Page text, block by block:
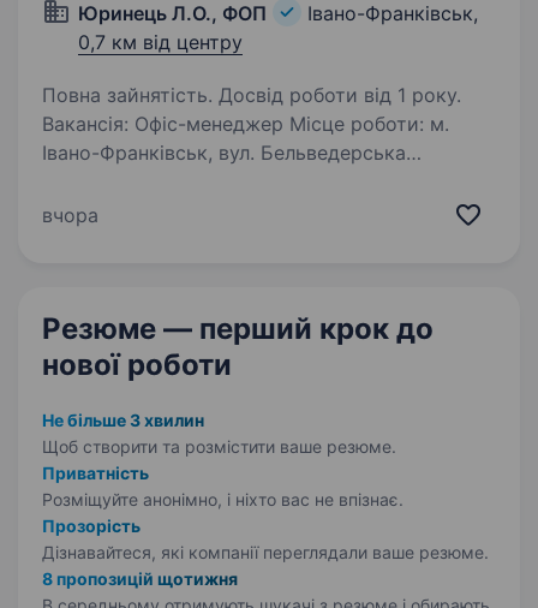
Юринець Л.О., ФОП
Івано-Франківськ,
0,7 км від центру
Повна зайнятість. Досвід роботи від 1 року.
Вакансія: Офіс-менеджер Місце роботи: м.
Івано-Франківськ, вул. Бельведерська
(розміщення вакансій, обробка відгуків,
вчора
Резюме — перший крок до
нової роботи
Не більше 3 хвилин
Щоб створити та розмістити ваше резюме.
Приватність
Розміщуйте анонімно, і ніхто вас не впізнає.
Прозорість
Дізнавайтеся, які компанії переглядали ваше резюме.
8 пропозицій щотижня